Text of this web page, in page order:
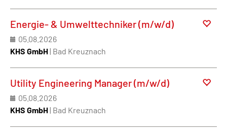
Energie- & Umwelttechniker (m/w/d)
05.08.2026
KHS GmbH| Bad Kreuznach
Utility Engineering Manager (m/w/d)
05.08.2026
KHS GmbH| Bad Kreuznach